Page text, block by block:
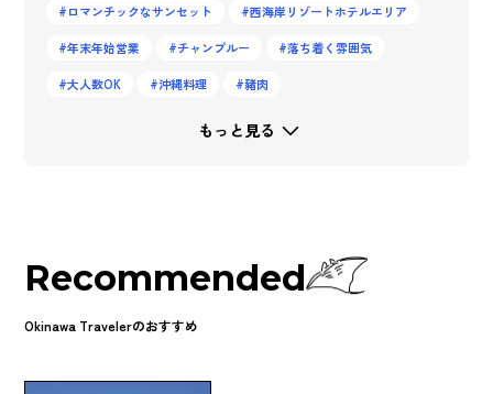
ロマンチックなサンセット 西海岸リゾートホテルエリア
年末年始営業 チャンプルー 落ち着く雰囲気
大人数OK 沖縄料理 豬肉
もっと見る
Recommended
Okinawa Travelerのおすすめ